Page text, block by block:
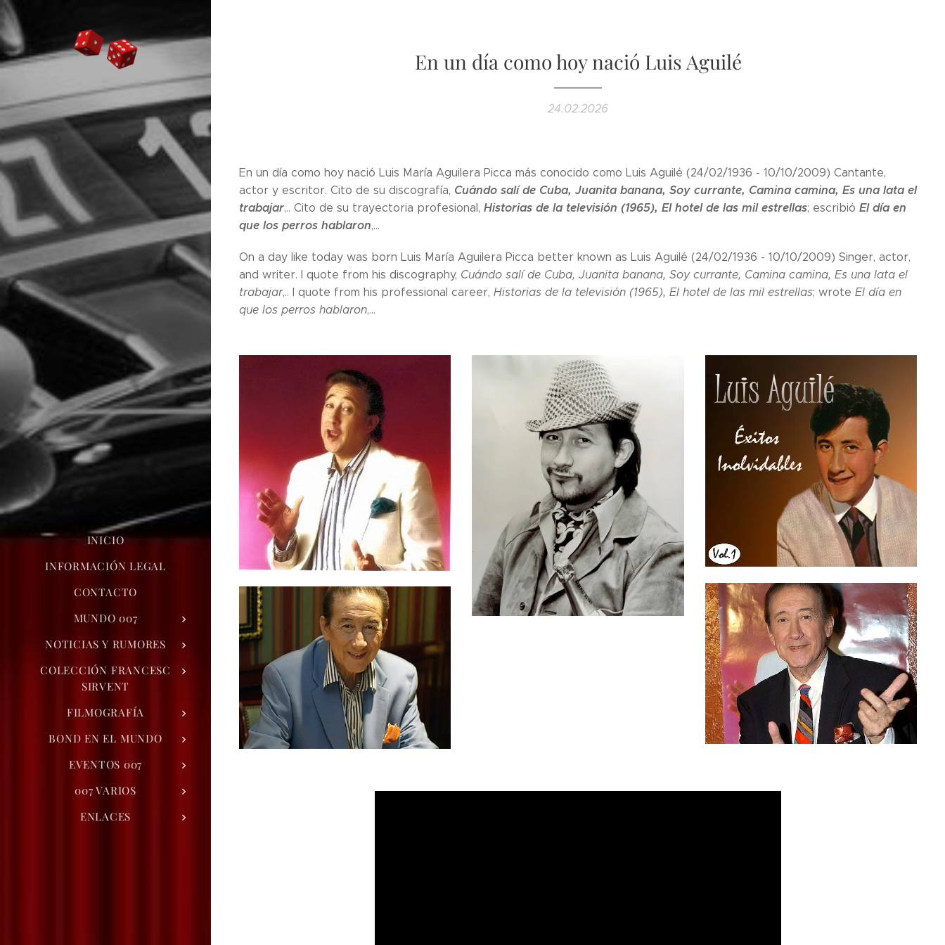
INICIO
INFORMACIÓN LEGAL
CONTACTO
MUNDO 007
NOTICIAS Y RUMORES
COLECCIÓN FRANCESC
SIRVENT
FILMOGRAFÍA
BOND EN EL MUNDO
EVENTOS 007
007 VARIOS
ENLACES
En un día como hoy nació Luis Aguilé
24.02.2026
En un día como hoy nació Luis María Aguilera Picca más conocido como Luis Aguilé (24/02/1936 - 10/10/2009) Cantante,
actor y escritor. Cito de su discografía, Cuándo salí de Cuba, Juanita banana, Soy currante, Camina camina, Es una lata el
trabajar,.. Cito de su trayectoria profesional, Historias de la televisión (1965), El hotel de las mil estrellas; escribió El día en
que los perros hablaron,...
On a day like today was born Luis ´María Aguilera Picca better known as Luis Aguilé (24/02/1936 - 10/10/2009) Singer, actor,
and writer. I quote from his discography, Cuándo salí de Cuba, Juanita banana, Soy currante, Camina camina, Es una lata el
trabajar,.. I quote from his professional career, Historias de la televisión (1965), El hotel de las mil estrellas; wrote El día en
que los perros hablaron,...